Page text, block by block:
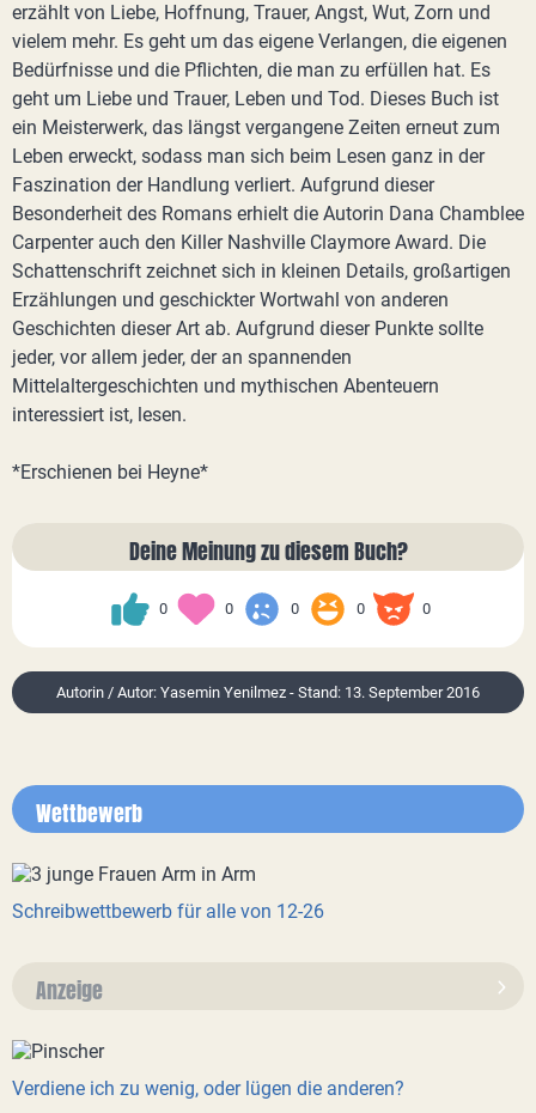
erzählt von Liebe, Hoffnung, Trauer, Angst, Wut, Zorn und
vielem mehr. Es geht um das eigene Verlangen, die eigenen
Bedürfnisse und die Pflichten, die man zu erfüllen hat. Es
geht um Liebe und Trauer, Leben und Tod. Dieses Buch ist
ein Meisterwerk, das längst vergangene Zeiten erneut zum
Leben erweckt, sodass man sich beim Lesen ganz in der
Faszination der Handlung verliert. Aufgrund dieser
Besonderheit des Romans erhielt die Autorin Dana Chamblee
Carpenter auch den Killer Nashville Claymore Award. Die
Schattenschrift zeichnet sich in kleinen Details, großartigen
Erzählungen und geschickter Wortwahl von anderen
Geschichten dieser Art ab. Aufgrund dieser Punkte sollte
jeder, vor allem jeder, der an spannenden
Mittelaltergeschichten und mythischen Abenteuern
interessiert ist, lesen.
*Erschienen bei Heyne*
Deine Meinung zu diesem Buch?
0 0 0 0 0
Autorin / Autor: Yasemin Yenilmez - Stand: 13. September 2016
Wettbewerb
Schreibwettbewerb für alle von 12-26
Anzeige
Verdiene ich zu wenig, oder lügen die anderen?